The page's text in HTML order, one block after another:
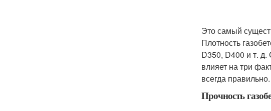
Это самый
Плотность
D350, D400 и т.
влияет на три
всегда
Прочность